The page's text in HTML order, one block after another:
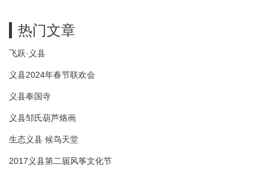
热门文章
飞跃·义县
义县2024年春节联欢会
义县奉国寺
义县邹氏葫芦烙画
生态义县 候鸟天堂
2017义县第二届风筝文化节